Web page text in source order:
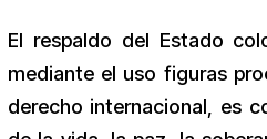
El respaldo del Estado
mediante el uso figuras
derecho internacional, es